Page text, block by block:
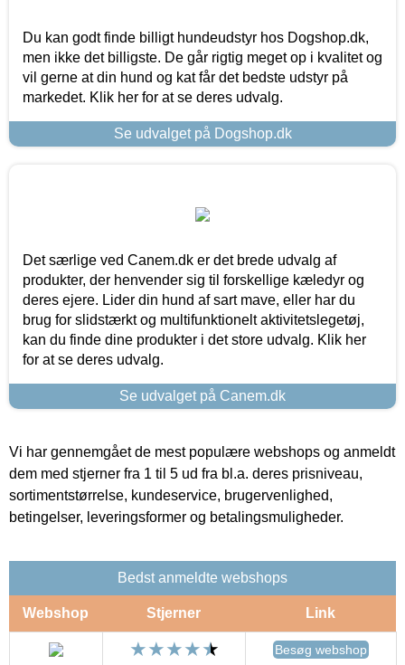
Du kan godt finde billigt hundeudstyr hos Dogshop.dk,
men ikke det billigste. De går rigtig meget op i kvalitet og
vil gerne at din hund og kat får det bedste udstyr på
markedet. Klik her for at se deres udvalg.
Se udvalget på Dogshop.dk
Det særlige ved Canem.dk er det brede udvalg af
produkter, der henvender sig til forskellige kæledyr og
deres ejere. Lider din hund af sart mave, eller har du
brug for slidstærkt og multifunktionelt aktivitetslegetøj,
kan du finde dine produkter i det store udvalg. Klik her
for at se deres udvalg.
Se udvalget på Canem.dk
Vi har gennemgået de mest populære webshops og anmeldt
dem med stjerner fra 1 til 5 ud fra bl.a. deres prisniveau,
sortimentstørrelse, kundeservice, brugervenlighed,
betingelser, leveringsformer og betalingsmuligheder.
Bedst anmeldte webshops
Webshop Stjerner Link
Besøg webshop